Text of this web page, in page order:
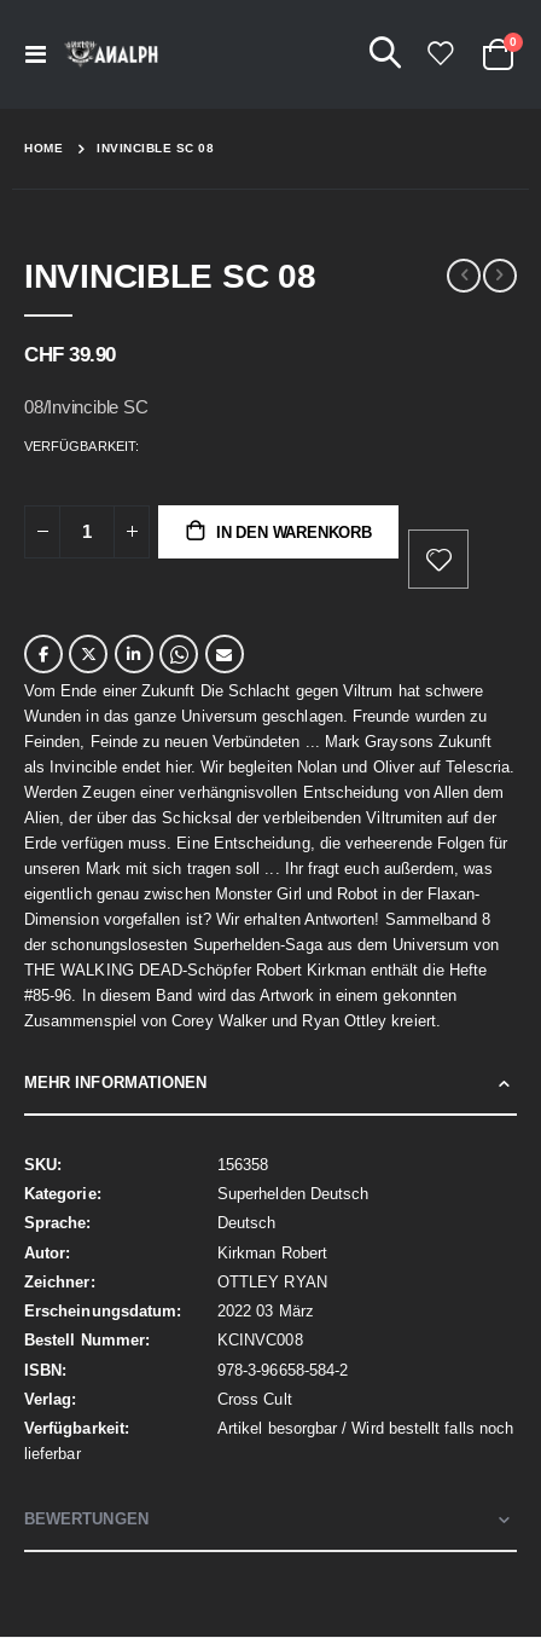
Navigation
Cart
0
HOME INVINCIBLE SC 08
INVINCIBLE SC 08
CHF 39.90
08/Invincible SC
VERFÜGBARKEIT:
IN DEN WARENKORB
Vom Ende einer Zukunft Die Schlacht gegen Viltrum hat schwere
Wunden in das ganze Universum geschlagen. Freunde wurden zu
Feinden, Feinde zu neuen Verbündeten ... Mark Graysons Zukunft
als Invincible endet hier. Wir begleiten Nolan und Oliver auf Telescria.
Werden Zeugen einer verhängnisvollen Entscheidung von Allen dem
Alien, der über das Schicksal der verbleibenden Viltrumiten auf der
Erde verfügen muss. Eine Entscheidung, die verheerende Folgen für
unseren Mark mit sich tragen soll ... Ihr fragt euch außerdem, was
eigentlich genau zwischen Monster Girl und Robot in der Flaxan-
Dimension vorgefallen ist? Wir erhalten Antworten! Sammelband 8
der schonungslosesten Superhelden-Saga aus dem Universum von
THE WALKING DEAD-Schöpfer Robert Kirkman enthält die Hefte
#85-96. In diesem Band wird das Artwork in einem gekonnten
Zusammenspiel von Corey Walker und Ryan Ottley kreiert.
MEHR INFORMATIONEN
Mehr
Informationen
156358
Superhelden Deutsch
Deutsch
Kirkman Robert
OTTLEY RYAN
2022 03 März
KCINVC008
978-3-96658-584-2
Cross Cult
Artikel besorgbar / Wird bestellt falls noch
lieferbar
BEWERTUNGEN
to
the
end
of
to
the
beginning
of